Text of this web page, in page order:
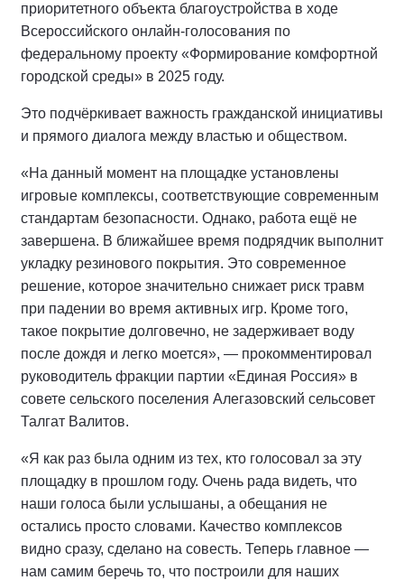
приоритетного объекта благоустройства в ходе
Всероссийского онлайн-голосования по
федеральному проекту «Формирование комфортной
городской среды» в 2025 году.
Это подчёркивает важность гражданской инициативы
и прямого диалога между властью и обществом.
«На данный момент на площадке установлены
игровые комплексы, соответствующие современным
стандартам безопасности. Однако, работа ещё не
завершена. В ближайшее время подрядчик выполнит
укладку резинового покрытия. Это современное
решение, которое значительно снижает риск травм
при падении во время активных игр. Кроме того,
такое покрытие долговечно, не задерживает воду
после дождя и легко моется», — прокомментировал
руководитель фракции партии «Единая Россия» в
совете сельского поселения Алегазовский сельсовет
Талгат Валитов.
«Я как раз была одним из тех, кто голосовал за эту
площадку в прошлом году. Очень рада видеть, что
наши голоса были услышаны, а обещания не
остались просто словами. Качество комплексов
видно сразу, сделано на совесть. Теперь главное —
нам самим беречь то, что построили для наших